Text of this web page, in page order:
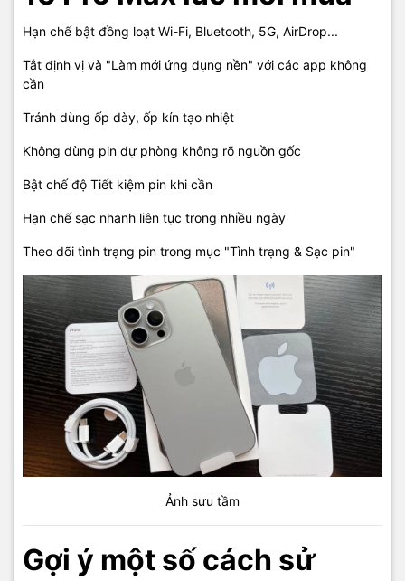
Hạn chế bật đồng loạt Wi-Fi, Bluetooth, 5G, AirDrop...
Tắt định vị và "Làm mới ứng dụng nền" với các app không
cần
Tránh dùng ốp dày, ốp kín tạo nhiệt
Không dùng pin dự phòng không rõ nguồn gốc
Bật chế độ Tiết kiệm pin khi cần
Hạn chế sạc nhanh liên tục trong nhiều ngày
Theo dõi tình trạng pin trong mục "Tình trạng & Sạc pin"
Ảnh sưu tầm
Gợi ý một số cách sử